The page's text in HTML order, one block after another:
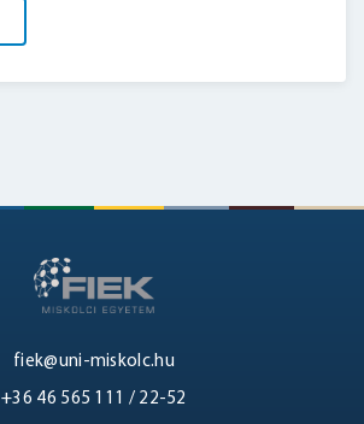
fiek@uni-miskolc.hu
+36 46 565 111 / 22-52